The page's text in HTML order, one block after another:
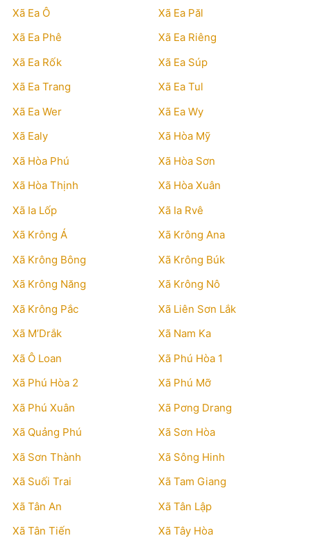
Xã Ea Ô
Xã Ea Păl
Xã Ea Phê
Xã Ea Riêng
Xã Ea Rốk
Xã Ea Súp
Xã Ea Trang
Xã Ea Tul
Xã Ea Wer
Xã Ea Wy
Xã Ealy
Xã Hòa Mỹ
Xã Hòa Phú
Xã Hòa Sơn
Xã Hòa Thịnh
Xã Hòa Xuân
Xã Ia Lốp
Xã Ia Rvê
Xã Krông Á
Xã Krông Ana
Xã Krông Bông
Xã Krông Búk
Xã Krông Năng
Xã Krông Nô
Xã Krông Pắc
Xã Liên Sơn Lắk
Xã M’Drắk
Xã Nam Ka
Xã Ô Loan
Xã Phú Hòa 1
Xã Phú Hòa 2
Xã Phú Mỡ
Xã Phú Xuân
Xã Pơng Drang
Xã Quảng Phú
Xã Sơn Hòa
Xã Sơn Thành
Xã Sông Hinh
Xã Suối Trai
Xã Tam Giang
Xã Tân An
Xã Tân Lập
Xã Tân Tiến
Xã Tây Hòa